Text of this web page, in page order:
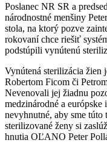
Poslanec NR SR a
národnostné menšiny
stola, na ktorý pozve
rokovaní chce riešiť
podstúpili vynútenú
Vynútená sterilizácia žien
Robertom Ficom či
Nevenovali jej žiadnu
medzinárodné a
nevyhnutné, aby sme
sterilizované ženy si
hnutia OĽANO Peter